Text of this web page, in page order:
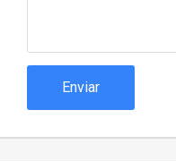
Enviar